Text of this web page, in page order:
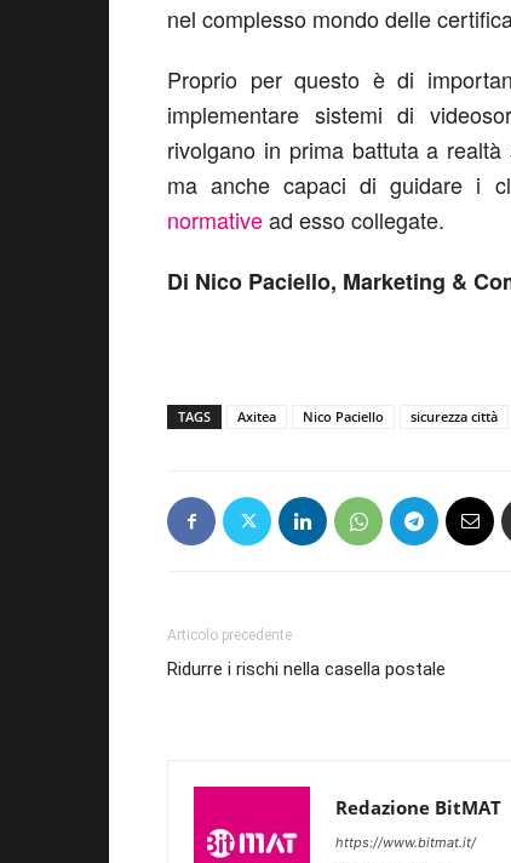
nel complesso mondo delle
Proprio per questo è di
implementare sistemi di
rivolgano in prima battuta a
ma anche capaci di guidare i
normativead esso collegate.
Di Nico Paciello, Marketing &
TAGS Axitea Nico Paciello sicurezza città
Articolo precedente
Ridurre i rischi nella casella postale
Redazione BitMAT
https://www.bitmat.it/